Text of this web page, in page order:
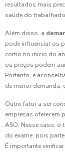
resultados mais
saúde do
Além disso, a
pode influenciar os
como no início do
os preços podem
Portanto, é
de menor
Outro fator a ser
empresas oferecem
ASO. Nesse caso,
do exame, pois
É importante